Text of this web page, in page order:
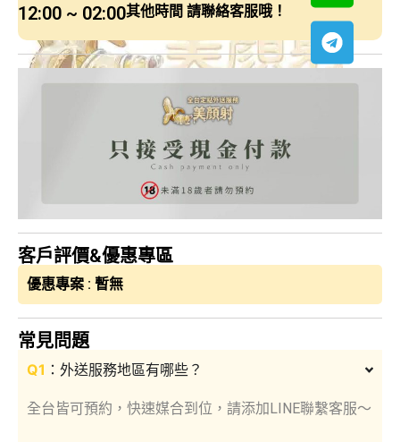
12:00 ~ 02:00其他時間 請聯絡客服哦！
客戶評價&優惠專區
優惠專案 : 暫無
常見問題
Q1 ：外送服務地區有哪些？
全台皆可預約，快速媒合到位，請添加LINE聯繫客服～